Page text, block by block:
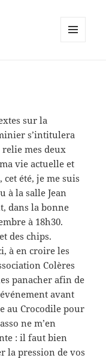
sur la
s’intitulera
relie mes deux
vie actuelle et
cet été, je me suis
à la salle Jean
dans la bonne
à 18h30.
des chips.
à en croire les
Colères
panacher afin de
avant
au Crocodile pour
ne m’en
: il faut bien
la pression de vos